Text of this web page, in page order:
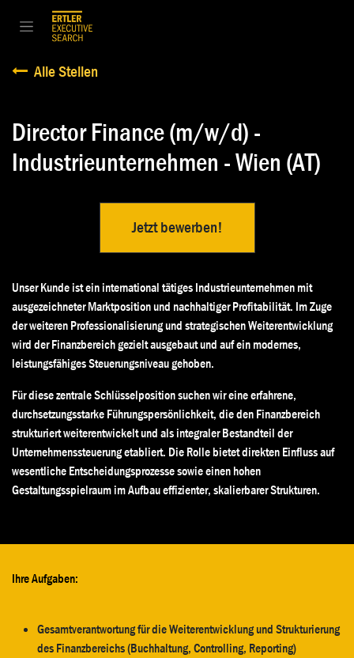
Zum Inhalt springen
Alle Stellen
Director Finance (m/w/d) -
Industrieunternehmen - Wien (AT)
Jetzt bewerben!
Unser Kunde ist ein international tätiges Industrieunternehmen mit
ausgezeichneter Marktposition und nachhaltiger Profitabilität. Im Zuge
der weiteren Professionalisierung und strategischen Weiterentwicklung
wird der Finanzbereich gezielt ausgebaut und auf ein modernes,
leistungsfähiges Steuerungsniveau gehoben.
Für diese zentrale Schlüsselposition suchen wir eine erfahrene,
durchsetzungsstarke Führungspersönlichkeit, die den Finanzbereich
strukturiert weiterentwickelt und als integraler Bestandteil der
Unternehmenssteuerung etabliert. Die Rolle bietet direkten Einfluss auf
wesentliche Entscheidungsprozesse sowie einen hohen
Gestaltungsspielraum im Aufbau effizienter, skalierbarer Strukturen.
Ihre Aufgaben:
Gesamtverantwortung für die Weiterentwicklung und Strukturierung
des Finanzbereichs (Buchhaltung, Controlling, Reporting)